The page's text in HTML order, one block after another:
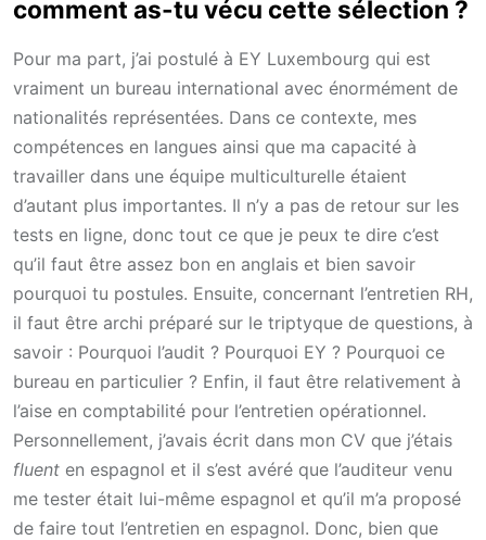
comment as-tu vécu cette sélection ?
Pour ma part, j’ai postulé à EY Luxembourg qui est
vraiment un bureau international avec énormément de
nationalités représentées. Dans ce contexte, mes
compétences en langues ainsi que ma capacité à
travailler dans une équipe multiculturelle étaient
d’autant plus importantes. Il n’y a pas de retour sur les
tests en ligne, donc tout ce que je peux te dire c’est
qu’il faut être assez bon en anglais et bien savoir
pourquoi tu postules. Ensuite, concernant l’entretien RH,
il faut être archi préparé sur le triptyque de questions, à
savoir : Pourquoi l’audit ? Pourquoi EY ? Pourquoi ce
bureau en particulier ? Enfin, il faut être relativement à
l’aise en comptabilité pour l’entretien opérationnel.
Personnellement, j’avais écrit dans mon CV que j’étais
fluent en espagnol et il s’est avéré que l’auditeur venu
me tester était lui-même espagnol et qu’il m’a proposé
de faire tout l’entretien en espagnol. Donc, bien que